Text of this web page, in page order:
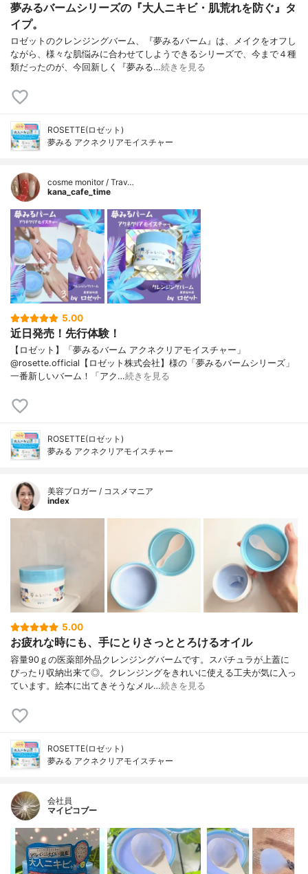
夢みるバームシリーズの『大人ニキビ・肌荒れを防ぐ』タ
イプ。
ロゼットのクレンジングバーム、『夢みるバーム』は、メイクをオフし
ながら、様々な肌悩みに合わせてしようできるシリーズで、今まで４種
類だったのが、今回新しく『夢みる…続きを見る
ROSETTE(ロゼット)
夢みる アクネクリアモイスチャー
cosme monitor / Trav…
kana_cafe_time
5.00
近日発売！先行体験！
【ロゼット】「夢みるバーム アクネクリアモイスチャー」
@rosette.official【ロゼット株式会社】様の「夢みるバームシリーズ」
一番新しいバーム！「アク…続きを見る
ROSETTE(ロゼット)
夢みる アクネクリアモイスチャー
美容ブロガー / コスメマニア
index
5.00
お疲れな時にも、手にとりさっととろけるオイル
容量90ｇの医薬部外品クレンジングバームです。スパチュラが上蓋に
ぴったり収納出来て◎。クレンジングをきれいに使える工夫が気に入っ
ています。絵本に出てきそうなメル…続きを見る
ROSETTE(ロゼット)
夢みる アクネクリアモイスチャー
会社員
マイピコブー